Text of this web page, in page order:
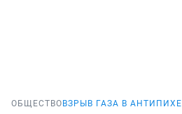
ОБЩЕСТВО ВЗРЫВ ГАЗА В АНТИПИХЕ